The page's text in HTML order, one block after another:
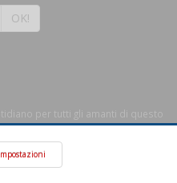
OK!
per tutti gli amanti di questo